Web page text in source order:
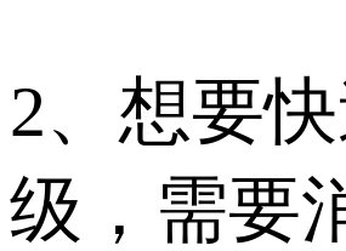
2、想要
级，需要